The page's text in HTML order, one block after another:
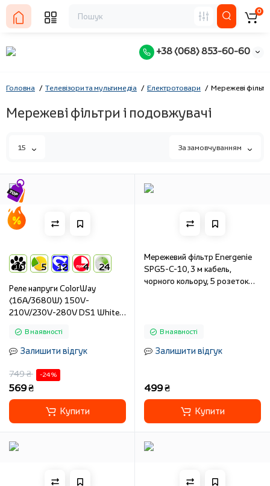
+38 (068) 853-60-60
0
Головна Телевізори та мультимедіа Електротовари Мережеві
Мережеві фільтри і подовжувачі
15 За замовчуванням
10 5 12 4 24
Реле напруги ColorWay
(16A/3680W) 150V-
210V/230V-280V DS1 White
В наявності
Залишити відгук
749 ₴
-24 %
569 ₴
Купити
Мережевий фільтр Energenie
SPG5-C-10, 3 м кабель,
чорного кольору, 5 розеток
В наявності
Залишити відгук
499 ₴
Купити